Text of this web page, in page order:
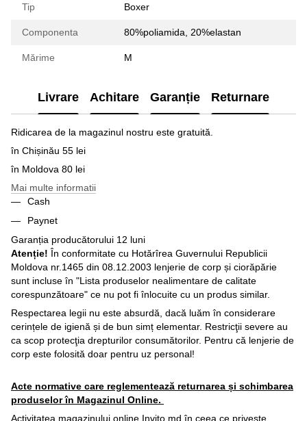
Tip Boxer
Componenta 80%poliamida, 20%elastan
Mărime M
Livrare Achitare Garanție Returnare
Ridicarea de la magazinul nostru este gratuită.
în Chișinău 55 lei
în Moldova 80 lei
Mai multe informatii
Cash
Paynet
Garanția producătorului 12 luni
Atenție! În conformitate cu Hotărîrea Guvernului Republicii
Moldova nr.1465 din 08.12.2003 lenjerie de corp și ciorăpărie
sunt incluse în "Lista produselor nealimentare de calitate
corespunzătoare" ce nu pot fi înlocuite cu un produs similar.
Respectarea legii nu este absurdă, dacă luăm în considerare
cerințele de igienă și de bun simț elementar. Restricţii severe au
ca scop protecţia drepturilor consumătorilor. Pentru că lenjerie de
corp este folosită doar pentru uz personal!
Acte normative care reglementează returnarea și schimbarea
produselor în Magazinul Online.
Activitatea magazinului online Invito.md în ceea ce priveşte